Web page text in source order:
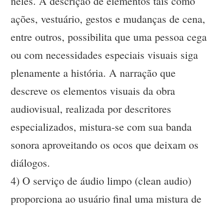
ações, vestuário, gestos e mudanças de cena,
entre outros, possibilita que uma pessoa cega
ou com necessidades especiais visuais siga
plenamente a história. A narração que
descreve os elementos visuais da obra
audiovisual, realizada por descritores
especializados, mistura-se com sua banda
sonora aproveitando os ocos que deixam os
diálogos.
4) O serviço de áudio limpo (clean audio)
proporciona ao usuário final uma mistura de